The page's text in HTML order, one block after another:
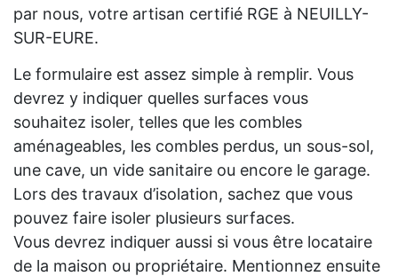
par nous, votre artisan certifié RGE à NEUILLY-
SUR-EURE.
Le formulaire est assez simple à remplir. Vous
devrez y indiquer quelles surfaces vous
souhaitez isoler, telles que les combles
aménageables, les combles perdus, un sous-sol,
une cave, un vide sanitaire ou encore le garage.
Lors des travaux d’isolation, sachez que vous
pouvez faire isoler plusieurs surfaces.
Vous devrez indiquer aussi si vous être locataire
de la maison ou propriétaire. Mentionnez ensuite